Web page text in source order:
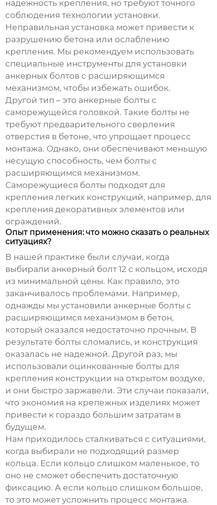
надежность крепления, но требуют точного
соблюдения технологии установки.
Неправильная установка может привести к
разрушению бетона или ослаблению
крепления. Мы рекомендуем использовать
специальные инструменты для установки
анкерных болтов с расширяющимся
механизмом, чтобы избежать ошибок.
Другой тип – это анкерные болты с
саморежущейся головкой. Такие болты не
требуют предварительного сверления
отверстия в бетоне, что упрощает процесс
монтажа. Однако, они обеспечивают меньшую
несущую способность, чем болты с
расширяющимся механизмом.
Саморежущиеся болты подходят для
крепления легких конструкций, например, для
крепления декоративных элементов или
ограждений.
Опыт применения: что можно сказать о реальных
ситуациях?
В нашей практике были случаи, когда
выбирали анкерный болт 12 с кольцом, исходя
из минимальной цены. Как правило, это
заканчивалось проблемами. Например,
однажды мы установили анкерные болты с
расширяющимся механизмом в бетон,
который оказался недостаточно прочным. В
результате болты сломались, и конструкция
оказалась не надежной. Другой раз, мы
использовали оцинкованные болты для
крепления конструкции на открытом воздухе,
и они быстро заржавели. Эти случаи показали,
что экономия на крепежных изделиях может
привести к гораздо большим затратам в
будущем.
Нам приходилось сталкиваться с ситуациями,
когда выбирали не подходящий размер
кольца. Если кольцо слишком маленькое, то
оно не сможет обеспечить достаточную
фиксацию. А если кольцо слишком большое,
то это может усложнить процесс монтажа.